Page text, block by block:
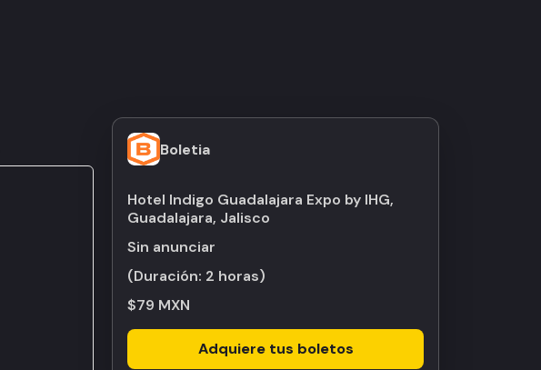
Boletia
Hotel Indigo Guadalajara Expo by IHG,
Guadalajara, Jalisco
Sin anunciar
(Duración: 2 horas)
$79 MXN
Adquiere tus boletos